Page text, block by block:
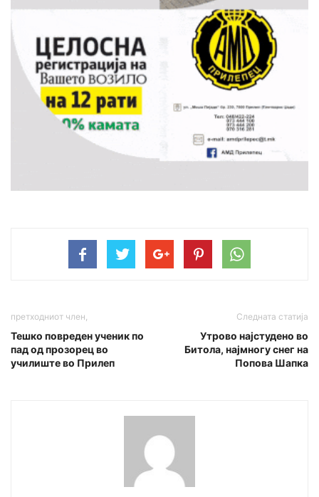
претходниот член,
Тешко повреден ученик по
пад од прозорец во
училиште во Прилеп
Следната статија
Утрово најстудено во
Битола, најмногу снег на
Попова Шапка